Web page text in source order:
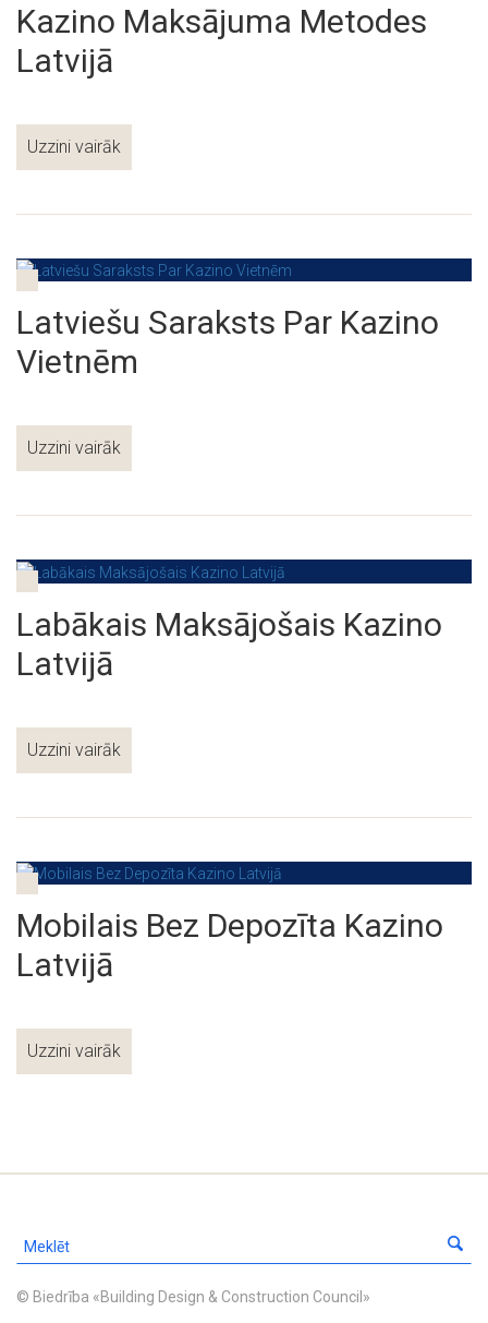
Kazino Maksājuma Metodes
Latvijā
Uzzini vairāk
Latviešu Saraksts Par Kazino
Vietnēm
Uzzini vairāk
Labākais Maksājošais Kazino
Latvijā
Uzzini vairāk
Mobilais Bez Depozīta Kazino
Latvijā
Uzzini vairāk
© Biedrība «Building Design & Construction Council»